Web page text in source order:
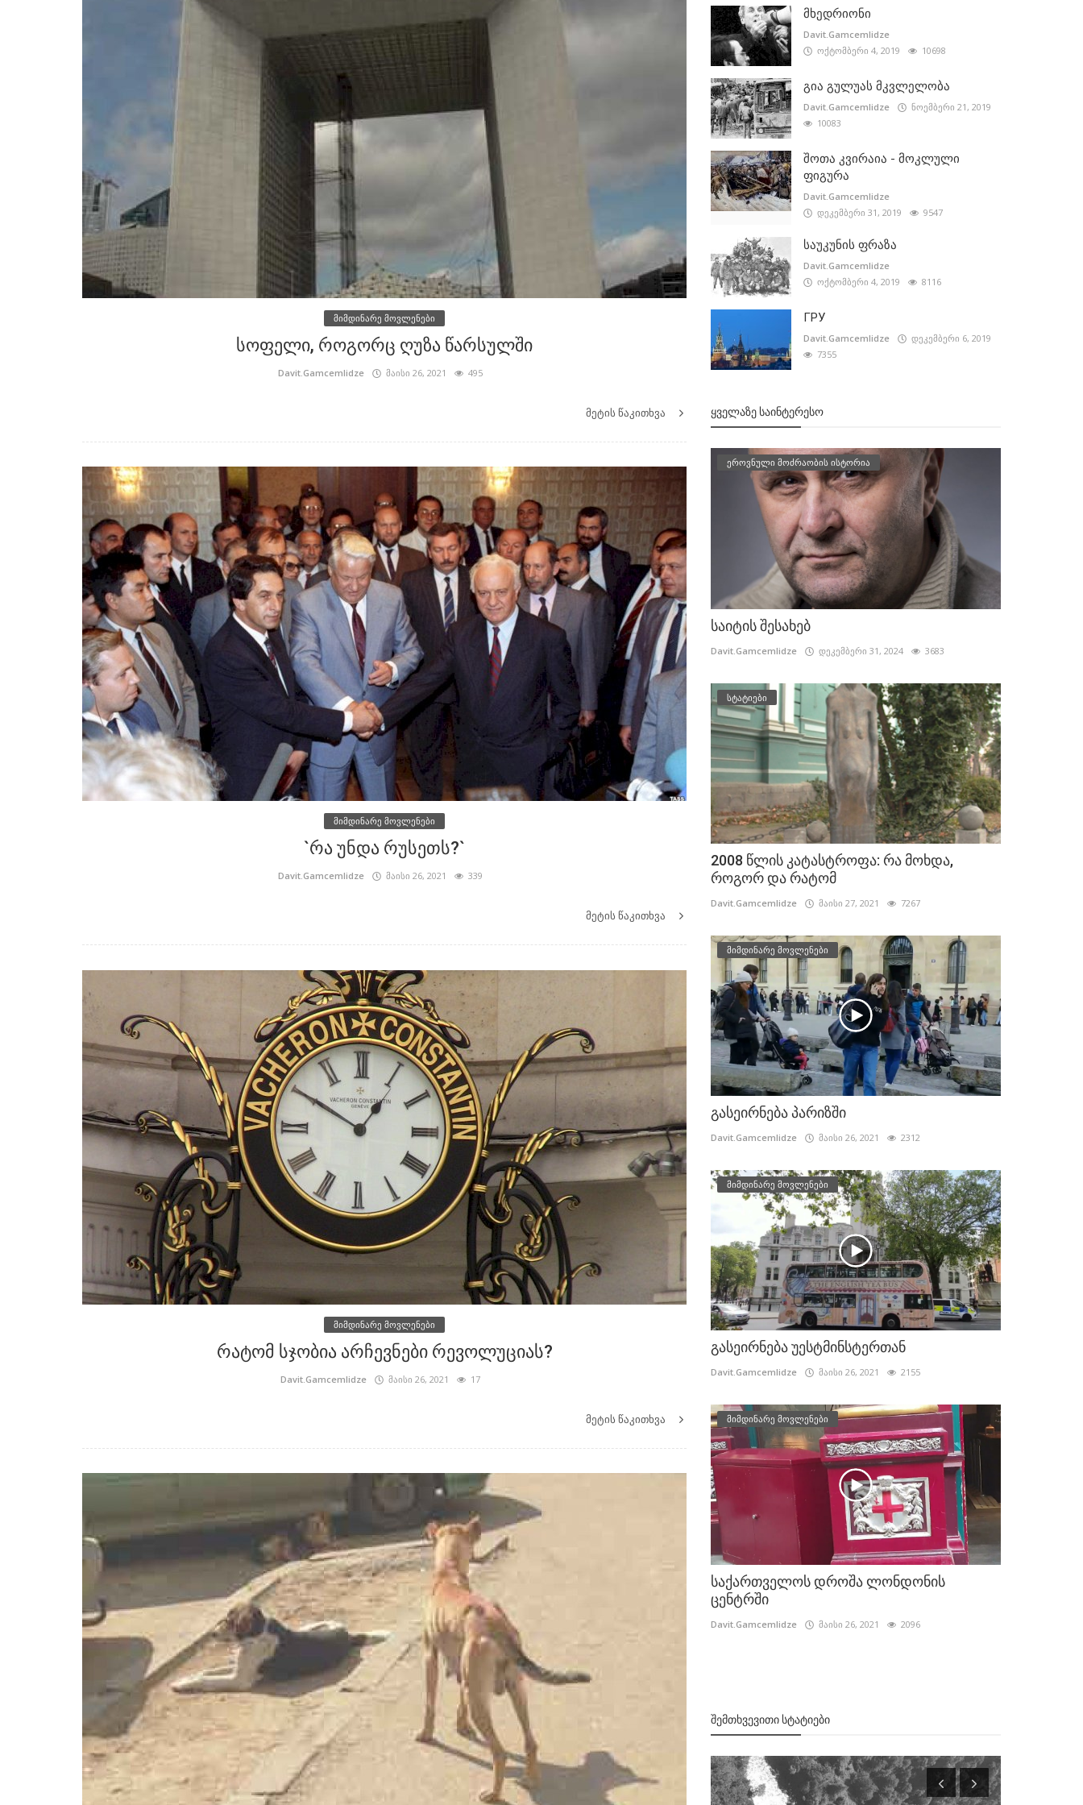
მიმდინარე მოვლენები
სოფელი, როგორც ღუზა წარსულში
Davit.Gamcemlidze მაისი 26, 2021 495
მეტის წაკითხვა
მიმდინარე მოვლენები
`რა უნდა რუსეთს?`
Davit.Gamcemlidze მაისი 26, 2021 339
მეტის წაკითხვა
მიმდინარე მოვლენები
რატომ სჯობია არჩევნები რევოლუციას?
Davit.Gamcemlidze მაისი 26, 2021 17
მეტის წაკითხვა
მხედრიონი
Davit.Gamcemlidze
ოქტომბერი 4, 2019
10698
გია გულუას მკვლელობა
Davit.Gamcemlidze
ნოემბერი 21, 2019
10083
შოთა კვირაია - მოკლული
ფიგურა
Davit.Gamcemlidze
დეკემბერი 31, 2019
9547
საუკუნის ფრაზა
Davit.Gamcemlidze
ოქტომბერი 4, 2019
8116
ГРУ
Davit.Gamcemlidze
დეკემბერი 6, 2019
7355
ᲧᲕᲔᲚᲐᲖᲔ ᲡᲐᲘᲜᲢᲔᲠᲔᲡᲝ
ეროვნული მოძრაობის ისტორია
საიტის შესახებ
Davit.Gamcemlidze დეკემბერი 31, 2024 3683
სტატიები
2008 წლის კატასტროფა: რა მოხდა,
როგორ და რატომ
Davit.Gamcemlidze მაისი 27, 2021 7267
მიმდინარე მოვლენები
გასეირნება პარიზში
Davit.Gamcemlidze მაისი 26, 2021 2312
მიმდინარე მოვლენები
გასეირნება უესტმინსტერთან
Davit.Gamcemlidze მაისი 26, 2021 2155
მიმდინარე მოვლენები
საქართველოს დროშა ლონდონის
ცენტრში
Davit.Gamcemlidze მაისი 26, 2021 2096
ᲨᲔᲛᲗᲮᲕᲔᲕᲘᲗᲘ ᲡᲢᲐᲢᲘᲔᲑᲘ